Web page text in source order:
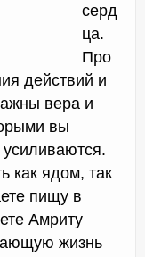
серд
ца.
Про
действий и
вера и
вы
как ядом, так
пищу в
Амриту
жизнь